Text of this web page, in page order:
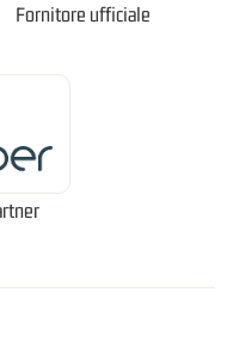
Fornitore ufficiale